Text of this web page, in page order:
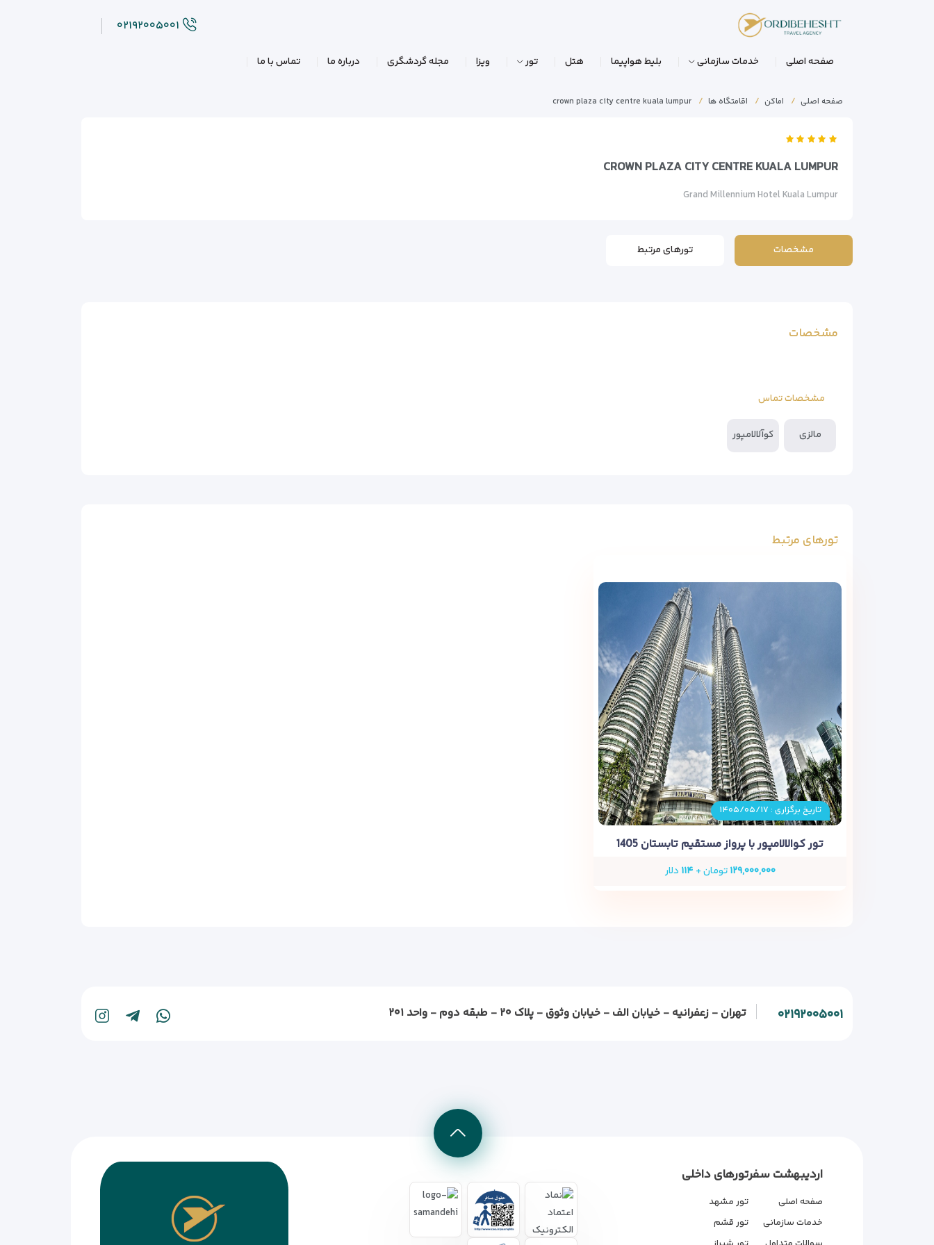
۰۲۱۹۲۰۰۵۰۰۱
صفحه اصلی خدمات سازمانی بلیط هواپیما هتل تور ویزا مجله گردشگری درباره ما تماس با ما
صفحه اصلی اماکن اقامتگاه ها crown plaza city centre kuala lumpur
CROWN PLAZA CITY CENTRE KUALA LUMPUR
Grand Millennium Hotel Kuala Lumpur
مشخصات تورهای مرتبط
مشخصات
مشخصات تماس
مالزی کوآلالامپور
تورهای مرتبط
تاریخ برگزاری : ۱۴۰۵/۰۵/۱۷
تور کوالالامپور با پرواز مستقیم تابستان 1405
۱۲۹,۰۰۰,۰۰۰تومان + ۱۱۴ دلار
۰۲۱۹۲۰۰۵۰۰۱ تهران - زعفرانیه - خیابان الف - خیابان وثوق - پلاک ۲۰ - طبقه دوم - واحد ۲۰۱
اردیبهشت سفر
صفحه اصلی
خدمات سازمانی
تورهای داخلی
تور مشهد
تور قشم